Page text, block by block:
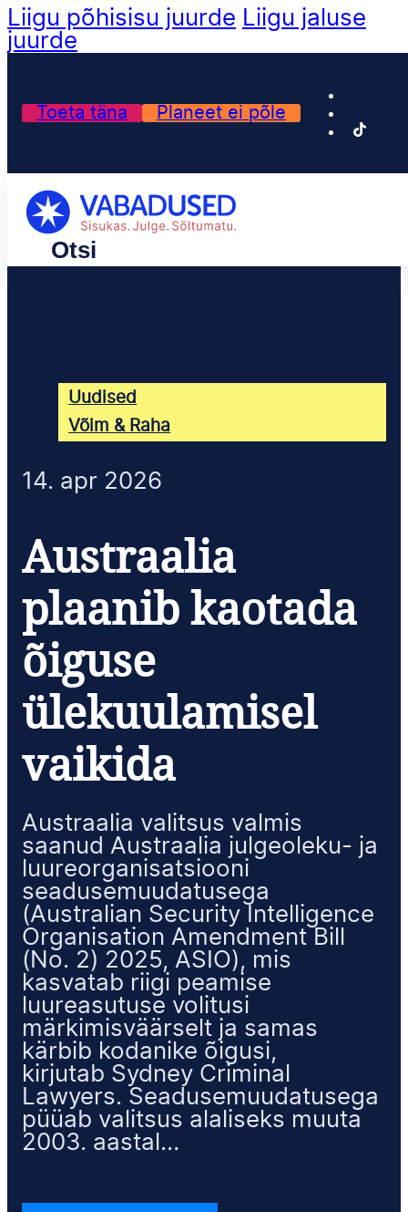
Liigu põhisisu juurde Liigu jaluse
juurde
Toeta täna Planeet ei põle
Uudised
Võim & Raha
14. apr 2026
Austraalia
plaanib kaotada
õiguse
ülekuulamisel
vaikida
Austraalia valitsus valmis
saanud Austraalia julgeoleku- ja
luureorganisatsiooni
seadusemuudatusega
(Australian Security Intelligence
Organisation Amendment Bill
(No. 2) 2025, ASIO), mis
kasvatab riigi peamise
luureasutuse volitusi
märkimisväärselt ja samas
kärbib kodanike õigusi,
kirjutab Sydney Criminal
Lawyers. Seadusemuudatusega
püüab valitsus alaliseks muuta
2003. aastal…